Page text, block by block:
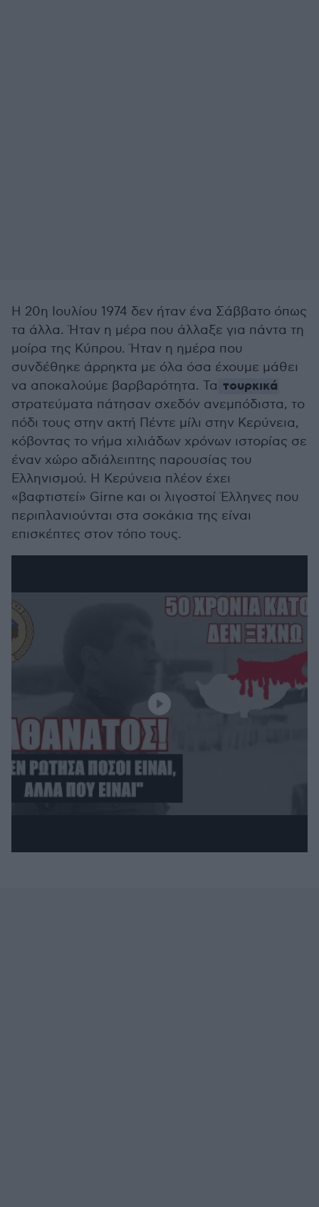
Η 20η Ιουλίου 1974 δεν ήταν ένα Σάββατο όπως
τα άλλα. Ήταν η μέρα που άλλαξε για πάντα τη
μοίρα της Κύπρου. Ήταν η ημέρα που
συνδέθηκε άρρηκτα με όλα όσα έχουμε μάθει
να αποκαλούμε βαρβαρότητα. Τα τουρκικά
στρατεύματα πάτησαν σχεδόν ανεμπόδιστα, το
πόδι τους στην ακτή Πέντε μίλι στην Κερύνεια,
κόβοντας το νήμα χιλιάδων χρόνων ιστορίας σε
έναν χώρο αδιάλειπτης παρουσίας του
Ελληνισμού. Η Κερύνεια πλέον έχει
«βαφτιστεί» Girne και οι λιγοστοί Έλληνες που
περιπλανιούνται στα σοκάκια της είναι
επισκέπτες στον τόπο τους.